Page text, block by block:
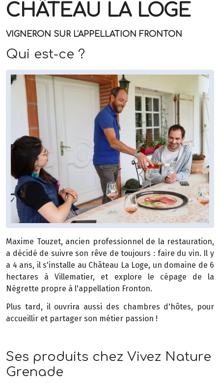
CHÂTEAU LA LOGE
VIGNERON SUR L'APPELLATION FRONTON
Qui est-ce ?
Maxime Touzet, ancien professionnel de la restauration,
a décidé de suivre son rêve de toujours : faire du vin. Il y
a 4 ans, il s'installe au Château La Loge, un domaine de 6
hectares à Villematier, et explore le cépage de la
Négrette propre à l'appellation Fronton.
Plus tard, il ouvrira aussi des chambres d'hôtes, pour
accueillir et partager son métier passion !
Ses produits chez Vivez Nature
Grenade